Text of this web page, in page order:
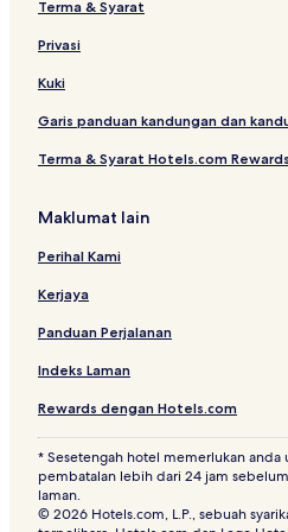
Hotel Temoyong
Hotel berdekatan Pantai Beringin
Hotel berdekatan Dataran
Hotel berdekatan Langkawi
Hotel berdekatan Pasar Malam
Hotel Chenarong Dalam
Hotel Mewah di Langkawi
Hotel Ulu Melaka
Hotel Chenek Kura
Hotel berdekatan Taman Alam
Hotel dengan Kolam Renang di
Hotel dengan Gimnasium di
Hotel Bohor Merah
Apartment di Langkawi
Terma & Syarat
Privasi
Kuki
Garis panduan kandungan dan
Terma & Syarat Hotels.com Rewards
Maklumat lain
Perihal Kami
Kerjaya
Panduan Perjalanan
Indeks Laman
Rewards dengan Hotels.com
* Sesetengah hotel memerlukan anda
pembatalan lebih dari 24 jam
laman.
© 2026 Hotels.com, L.P., sebuah